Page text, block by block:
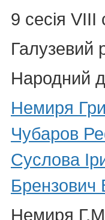
9 сесія VIII
Галузевий
Народний
Немиря
Чубаров
Суслова
Брензович
Немиря